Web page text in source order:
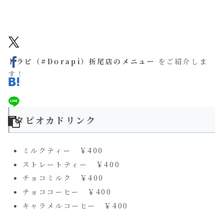
ドラピ（#Dorapi）折尾店のメニュー をご紹介しま
す！
タピオカドリンク
ミルクティー ￥400
ストレートティー ￥400
チョコミルク ￥400
チョココーヒー ￥400
キャラメルコーヒー ￥400